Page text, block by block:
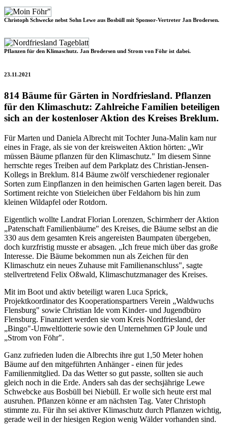
Christoph Schwecke nebst Sohn Lewe aus Bosbüll mit Sponsor-Vertreter Jan Brodersen.
Pflanzen für den Klimaschutz. Jan Brodersen und Strom von Föhr ist dabei.
23.11.2021
814 Bäume für Gärten in Nordfriesland. Pflanzen
für den Klimaschutz: Zahlreiche Familien beteiligen
sich an der kostenloser Aktion des Kreises Breklum.
Für Marten und Daniela Albrecht mit Tochter Juna-Malin kam nur
eines in Frage, als sie von der kreisweiten Aktion hörten: „Wir
müssen Bäume pflanzen für den Klimaschutz." Im diesem Sinne
herrschte reges Treiben auf dem Parkplatz des Christian-Jensen-
Kollegs in Breklum. 814 Bäume zwölf verschiedener regionaler
Sorten zum Einpflanzen in den heimischen Garten lagen bereit. Das
Sortiment reichte von Stieleichen über Feldahorn bis hin zum
kleinen Wildapfel oder Rotdorn.
Eigentlich wollte Landrat Florian Lorenzen, Schirmherr der Aktion
„Patenschaft Familienbäume" des Kreises, die Bäume selbst an die
330 aus dem gesamten Kreis angereisten Baumpaten übergeben,
doch kurzfristig musste er absagen. „Ich freue mich über das große
Interesse. Die Bäume bekommen nun als Zeichen für den
Klimaschutz ein neues Zuhause mit Familienanschluss", sagte
stellvertretend Felix Oßwald, Klimaschutzmanager des Kreises.
Mit im Boot und aktiv beteiligt waren Luca Sprick,
Projektkoordinator des Kooperationspartners Verein „Waldwuchs
Flensburg" sowie Christian Ide vom Kinder- und Jugendbüro
Flensburg. Finanziert werden sie vom Kreis Nordfriesland, der
„Bingo"-Umweltlotterie sowie den Unternehmen GP Joule und
„Strom von Föhr".
Ganz zufrieden luden die Albrechts ihre gut 1,50 Meter hohen
Bäume auf den mitgeführten Anhänger - einen für jedes
Familienmitglied. Da das Wetter so gut passte, sollten sie auch
gleich noch in die Erde. Anders sah das der sechsjährige Lewe
Schwebcke aus Bosbüll bei Niebüll. Er wolle sich heute erst mal
ausruhen. Pflanzen könne er am nächsten Tag. Vater Christoph
stimmte zu. Für ihn sei aktiver Klimaschutz durch Pflanzen wichtig,
gerade weil in der hiesigen Region wenig Wälder vorhanden sind.